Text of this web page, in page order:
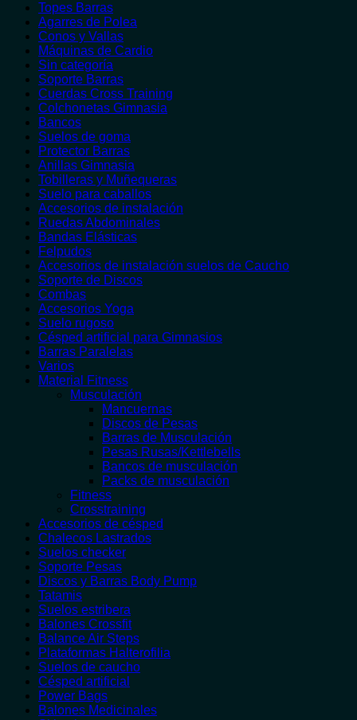
Topes Barras
Agarres de Polea
Conos y Vallas
Máquinas de Cardio
Sin categoría
Soporte Barras
Cuerdas Cross Training
Colchonetas Gimnasia
Bancos
Suelos de goma
Protector Barras
Anillas Gimnasia
Tobilleras y Muñequeras
Suelo para caballos
Accesorios de instalación
Ruedas Abdominales
Bandas Elásticas
Felpudos
Accesorios de instalación suelos de Caucho
Soporte de Discos
Combas
Accesorios Yoga
Suelo rugoso
Césped artificial para Gimnasios
Barras Paralelas
Varios
Material Fitness
Musculación
Mancuernas
Discos de Pesas
Barras de Musculación
Pesas Rusas/Kettlebells
Bancos de musculación
Packs de musculación
Fitness
Crosstraining
Accesorios de césped
Chalecos Lastrados
Suelos checker
Soporte Pesas
Discos y Barras Body Pump
Tatamis
Suelos estribera
Balones Crossfit
Balance Air Steps
Plataformas Halterofilia
Suelos de caucho
Césped artificial
Power Bags
Balones Medicinales